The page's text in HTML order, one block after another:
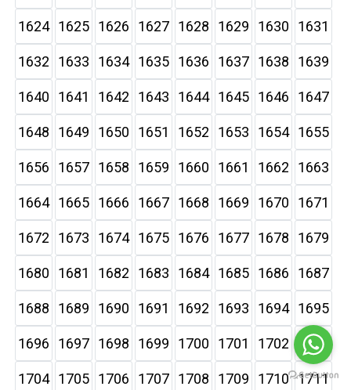
1624 1625 1626 1627 1628 1629 1630 1631
1632 1633 1634 1635 1636 1637 1638 1639
1640 1641 1642 1643 1644 1645 1646 1647
1648 1649 1650 1651 1652 1653 1654 1655
1656 1657 1658 1659 1660 1661 1662 1663
1664 1665 1666 1667 1668 1669 1670 1671
1672 1673 1674 1675 1676 1677 1678 1679
1680 1681 1682 1683 1684 1685 1686 1687
1688 1689 1690 1691 1692 1693 1694 1695
1696 1697 1698 1699 1700 1701 1702 1703
1704 1705 1706 1707 1708 1709 1710 1711